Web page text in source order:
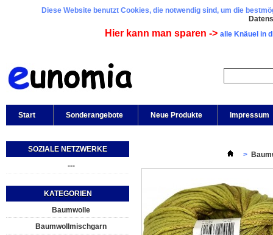
Diese Website benutzt Cookies, die notwendig sind, um die
Hier kann man sparen -> alle Knäuel in
Start Sonderangebote Neue Produkte Impressum
SOZIALE NETZWERKE
---
KATEGORIEN
Baumwolle
Baumwollmischgarn
>